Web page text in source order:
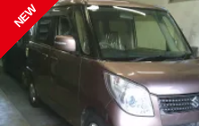
NEW